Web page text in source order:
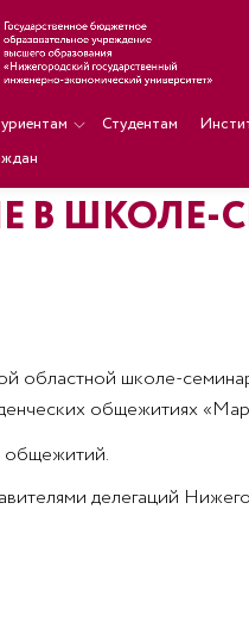
Студентам
В ШКОЛЕ-
областной школе-
общежитиях
общежитий.
делегаций